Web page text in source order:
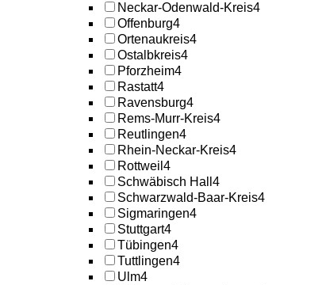
Neckar-Odenwald-Kreis4
Offenburg4
Ortenaukreis4
Ostalbkreis4
Pforzheim4
Rastatt4
Ravensburg4
Rems-Murr-Kreis4
Reutlingen4
Rhein-Neckar-Kreis4
Rottweil 4
Schwäbisch Hall 4
Schwarzwald-Baar-Kreis4
Sigmaringen4
Stuttgart4
Tübingen4
Tuttlingen4
Ulm4